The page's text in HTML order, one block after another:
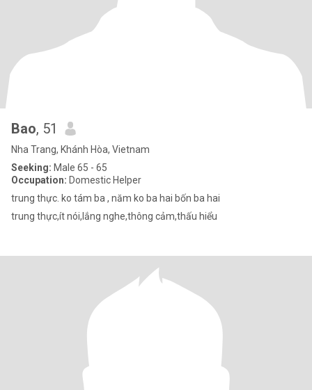
Bao, 51
Nha Trang, Khánh Hòa, Vietnam
Seeking: Male 65 - 65
Occupation: Domestic Helper
trung thực. ko tám ba , năm ko ba hai bốn ba hai
trung thực,ít nói,lắng nghe,thông cảm,thấu hiểu